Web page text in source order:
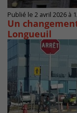
Publié le 2 avril 2026 à
Un
Longueuil